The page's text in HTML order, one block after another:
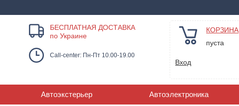
БЕСПЛАТНАЯ ДОСТАВКА
по Украине
Call-center: Пн-Пт 10.00-19.00
КОРЗИНА
пуста
Вход
Автоэкстерьер Автоэлектроника